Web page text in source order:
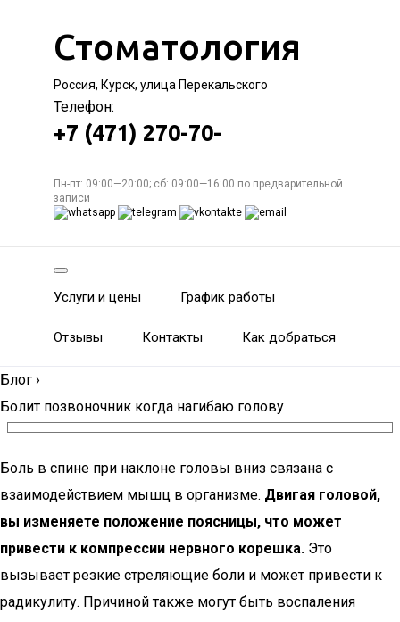
Стоматология
Россия, Курск, улица Перекальского
Телефон:
+7 (471) 270-70-
Пн-пт: 09:00—20:00; сб: 09:00—16:00 по предварительной
записи
Услуги и цены График работы
Отзывы Контакты Как добраться
Блог ›
Болит позвоночник когда нагибаю голову
Боль в спине при наклоне головы вниз связана с
взаимодействием мышц в организме. Двигая головой,
вы изменяете положение поясницы, что может
привести к компрессии нервного корешка. Это
вызывает резкие стреляющие боли и может привести к
радикулиту. Причиной также могут быть воспаления